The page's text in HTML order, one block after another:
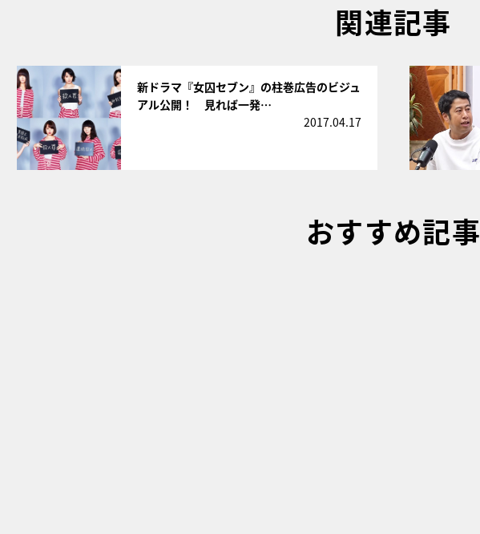
関連記事
新ドラマ『女囚セブン』の柱巻広告のビジュ
アル公開！ 見れば一発…
2017.04.17
おすすめ記事